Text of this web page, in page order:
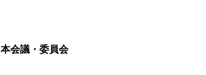
本会議・委員会